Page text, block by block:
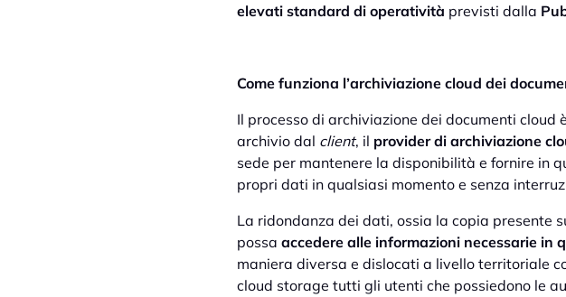
elevati standard di operatività previsti dalla
Come funziona l’archiviazione cloud dei
Il processo di archiviazione dei documenti cloud
archivio dal client, il provider di archiviazione
sede per mantenere la disponibilità e fornire in
propri dati in qualsiasi momento e senza
La ridondanza dei dati, ossia la copia presente
possa accedere alle informazioni necessarie in
maniera diversa e dislocati a livello territoriale
cloud storage tutti gli utenti che possiedono le